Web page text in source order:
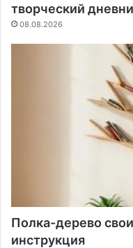
творческий
08.08.2026
Полка-дерево
инструкция